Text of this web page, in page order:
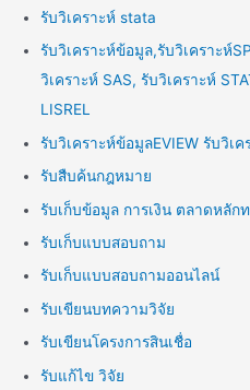
รับวิเคราะห์ stata
รับวิเคราะห์ข้อมูล,รับวิเคราะห์
วิเคราะห์ SAS, รับวิเคราะห์
LISREL
รับวิเคราะห์ข้อมูลEVIEW รับวิเค
รับสืบค้นกฎหมาย
รับเก็บข้อมูล การเงิน ตลาดหลัก
รับเก็บแบบสอบถาม
รับเก็บแบบสอบถามออนไลน์
รับเขียนบทความวิจัย
รับเขียนโครงการสินเชื่อ
รับแก้ไข วิจัย